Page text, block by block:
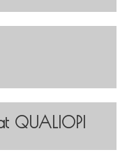
QUALIOPI